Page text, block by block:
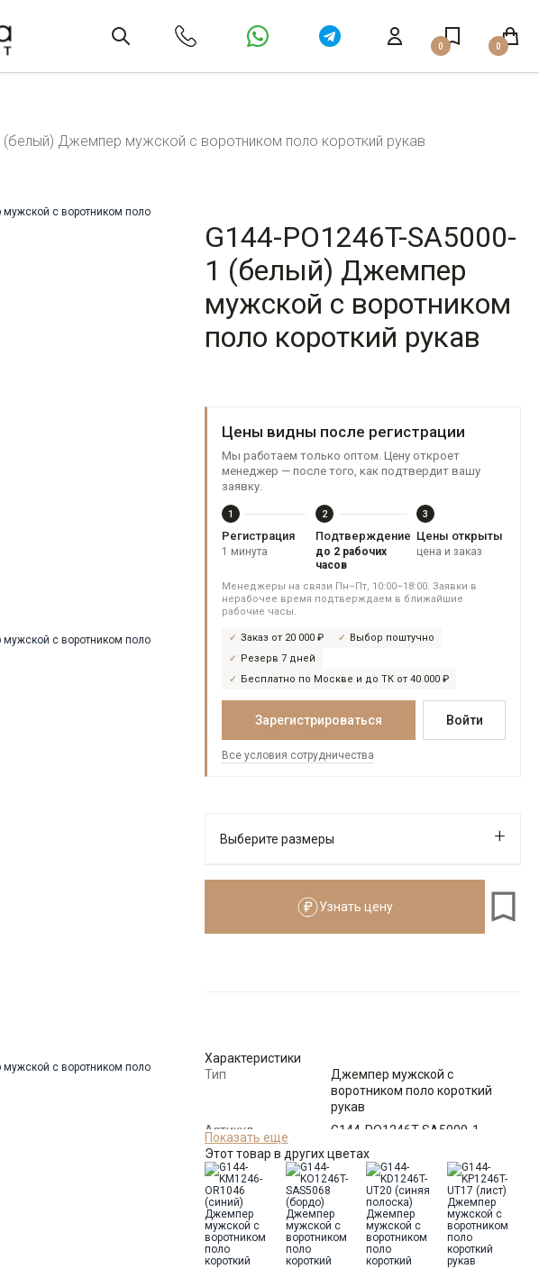
0 0
(белый) Джемпер мужской с воротником поло короткий рукав
G144-PO1246T-SA5000-
1 (белый) Джемпер
мужской с воротником
поло короткий рукав
Цены видны после регистрации
Мы работаем только оптом. Цену откроет
менеджер — после того, как подтвердит вашу
заявку.
1
Регистрация
1 минута
2
Подтверждение
до 2 рабочих
часов
3
Цены открыты
цена и заказ
Менеджеры на связи Пн–Пт, 10:00–18:00. Заявки в
нерабочее время подтверждаем в ближайшие
рабочие часы.
Заказ от 20 000 ₽
Выбор поштучно
Резерв 7 дней
Бесплатно по Москве и до ТК от 40 000 ₽
Зарегистрироваться Войти
Все условия сотрудничества
Выберите размеры
46
50 - + 25
52 - + 26
Узнать цену
Характеристики
Тип
Джемпер мужской с
воротником поло короткий
рукав
Артикул
G144-PO1246T-SA5000-1
Состав
сырья
95% хлопок 5% эластан
Особенности
ткани
Пике
Модель
Классическая с разрезами по
бокам
Показать еще
Этот товар в других цветах